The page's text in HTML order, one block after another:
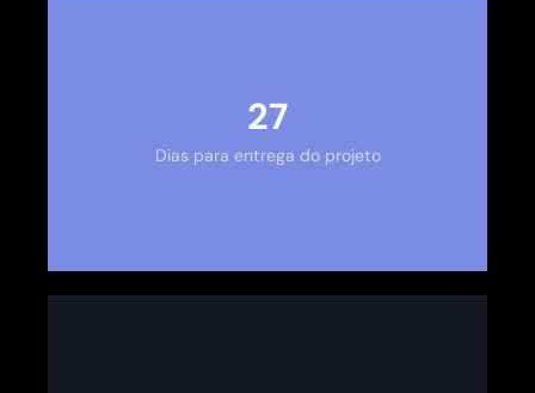
30
Dias para entrega do projeto